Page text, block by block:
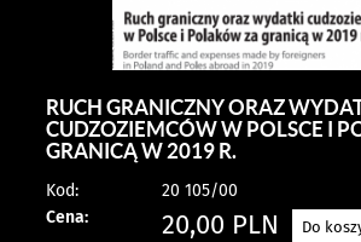
RUCH GRANICZNY ORAZ
CUDZOZIEMCÓW W POLSCE I
GRANICĄ W 2019 R.
Kod:
20 105/00
Cena:
20,00 PLN Do